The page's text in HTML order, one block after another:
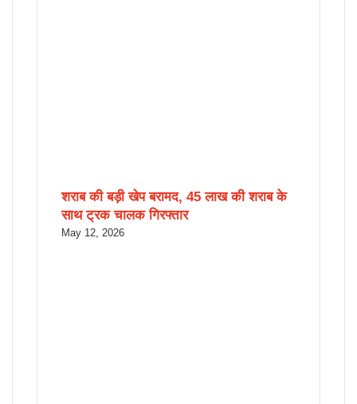
शराब की बड़ी खेप बरामद, 45 लाख की शराब के
साथ ट्रक चालक गिरफ्तार
May 12, 2026